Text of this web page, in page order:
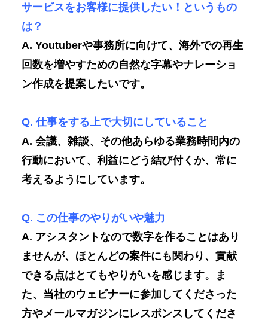
サービスをお客様に提供したい！というもの
は？
A. Youtuberや事務所に向けて、海外での再生
回数を増やすための自然な字幕やナレーショ
ン作成を提案したいです。
Q. 仕事をする上で大切にしていること
A. 会議、雑談、その他あらゆる業務時間内の
行動において、利益にどう結び付くか、常に
考えるようにしています。
Q. この仕事のやりがいや魅力
A. アシスタントなので数字を作ることはあり
ませんが、ほとんどの案件にも関わり、貢献
できる点はとてもやりがいを感じます。ま
た、当社のウェビナーに参加してくださった
方やメールマガジンにレスポンスしてくださ